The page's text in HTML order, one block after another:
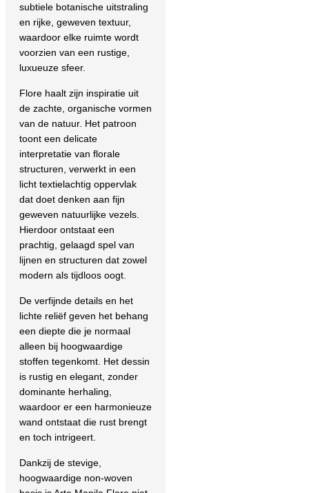
subtiele botanische uitstraling
en rijke, geweven textuur,
waardoor elke ruimte wordt
voorzien van een rustige,
luxueuze sfeer.
Flore haalt zijn inspiratie uit
de zachte, organische vormen
van de natuur. Het patroon
toont een delicate
interpretatie van florale
structuren, verwerkt in een
licht textielachtig oppervlak
dat doet denken aan fijn
geweven natuurlijke vezels.
Hierdoor ontstaat een
prachtig, gelaagd spel van
lijnen en structuren dat zowel
modern als tijdloos oogt.
De verfijnde details en het
lichte reliëf geven het behang
een diepte die je normaal
alleen bij hoogwaardige
stoffen tegenkomt. Het dessin
is rustig en elegant, zonder
dominante herhaling,
waardoor er een harmonieuze
wand ontstaat die rust brengt
en toch intrigeert.
Dankzij de stevige,
hoogwaardige non-woven